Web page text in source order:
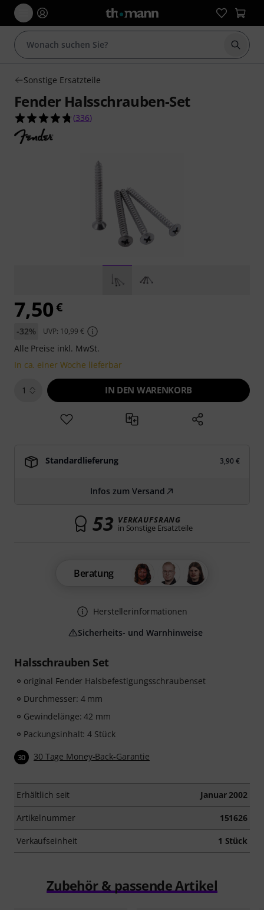
Suche
Sonstige Ersatzteile
Fender Halsschrauben-Set
4.8 von 5 Sternen aus 336 Kundenbewertungen
(336)
Halsschrauben Set
original Fender Halsbefestigungsschraubenset
Durchmesser: 4 mm
Gewindelänge: 42 mm
Packungsinhalt: 4 Stück
30 30 Tage Money-Back-Garantie
Erhältlich seit Januar 2002
Artikelnummer 151626
Verkaufseinheit 1 Stück
7,50€
-32% UVP: 10,99 €
Alle Preise inkl. MwSt.
In ca. einer Woche lieferbar
1 IN DEN WARENKORB
Standardlieferung 3,90 €
Infos zum Versand
53 VERKAUFSRANG
in Sonstige Ersatzteile
Beratung
Herstellerinformationen
Sicherheits- und Warnhinweise
Zubehör & passende Artikel